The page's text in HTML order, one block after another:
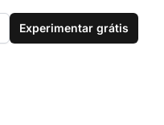
Experimentar grátis